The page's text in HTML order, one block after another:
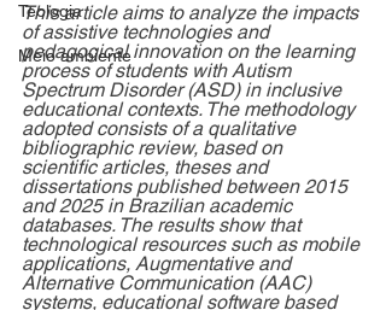
Teologia
Meio ambiente
This article aims to analyze the impacts
of assistive technologies and
pedagogical innovation on the learning
process of students with Autism
Spectrum Disorder (ASD) in inclusive
educational contexts. The methodology
adopted consists of a qualitative
bibliographic review, based on
scientific articles, theses and
dissertations published between 2015
and 2025 in Brazilian academic
databases. The results show that
technological resources such as mobile
applications, Augmentative and
Alternative Communication (AAC)
systems, educational software based